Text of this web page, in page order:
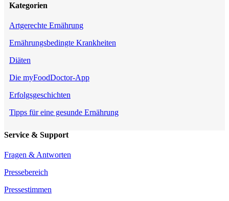
Kategorien
Artgerechte Ernährung
Ernährungsbedingte Krankheiten
Diäten
Die myFoodDoctor-App
Erfolgsgeschichten
Tipps für eine gesunde Ernährung
Service & Support
Fragen & Antworten
Pressebereich
Pressestimmen